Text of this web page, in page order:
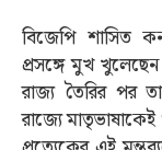
বিজেপি শাসিত
প্রসঙ্গে মুখ
রাজ্য তৈরির পর
রাজ্যে